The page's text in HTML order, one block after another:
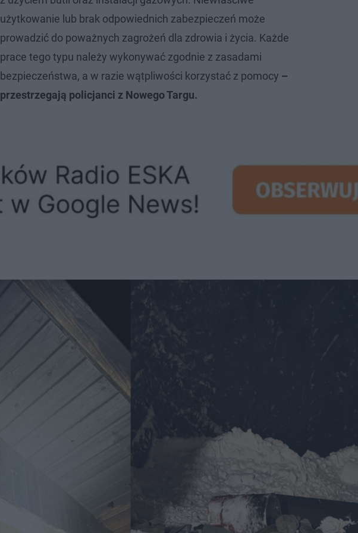
użytkowanie lub brak odpowiednich zabezpieczeń może
prowadzić do poważnych zagrożeń dla zdrowia i życia. Każde
prace tego typu należy wykonywać zgodnie z zasadami
bezpieczeństwa, a w razie wątpliwości korzystać z pomocy –
przestrzegają policjanci z Nowego Targu.